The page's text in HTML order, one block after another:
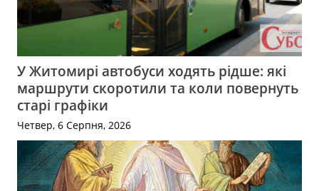
У Житомирі автобуси ходять рідше: які
маршрути скоротили та коли повернуть
старі графіки
Четвер, 6 Серпня, 2026